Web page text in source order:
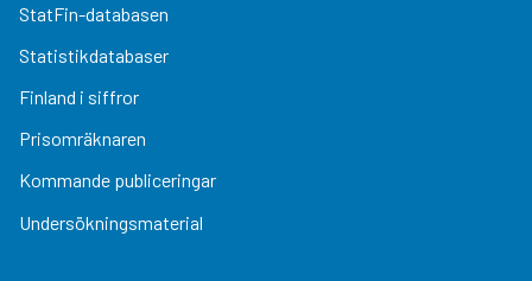
StatFin-databasen
Statistikdatabaser
Finland i siffror
Prisomräknaren
Kommande publiceringar
Undersökningsmaterial